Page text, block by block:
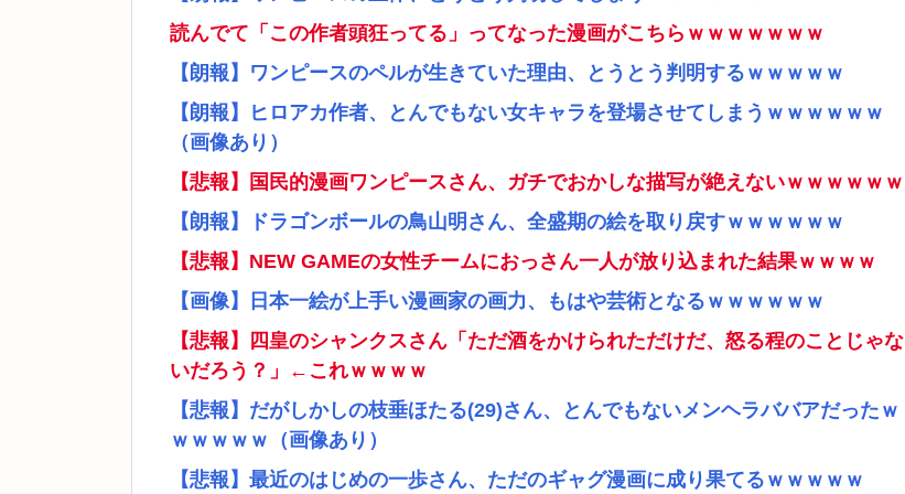
読んでて「この作者頭狂ってる」ってなった漫画がこちらｗｗｗｗｗｗｗ
【朗報】ワンピースのペルが生きていた理由、とうとう判明するｗｗｗｗｗ
【朗報】ヒロアカ作者、とんでもない女キャラを登場させてしまうｗｗｗｗｗｗ
（画像あり）
【悲報】国民的漫画ワンピースさん、ガチでおかしな描写が絶えないｗｗｗｗｗｗ
【朗報】ドラゴンボールの鳥山明さん、全盛期の絵を取り戻すｗｗｗｗｗｗ
【悲報】NEW GAMEの女性チームにおっさん一人が放り込まれた結果ｗｗｗｗ
【画像】日本一絵が上手い漫画家の画力、もはや芸術となるｗｗｗｗｗｗ
【悲報】四皇のシャンクスさん「ただ酒をかけられただけだ、怒る程のことじゃな
いだろう？」←これｗｗｗｗ
【悲報】だがしかしの枝垂ほたる(29)さん、とんでもないメンヘラババアだったｗ
ｗｗｗｗｗ（画像あり）
【悲報】最近のはじめの一歩さん、ただのギャグ漫画に成り果てるｗｗｗｗｗ